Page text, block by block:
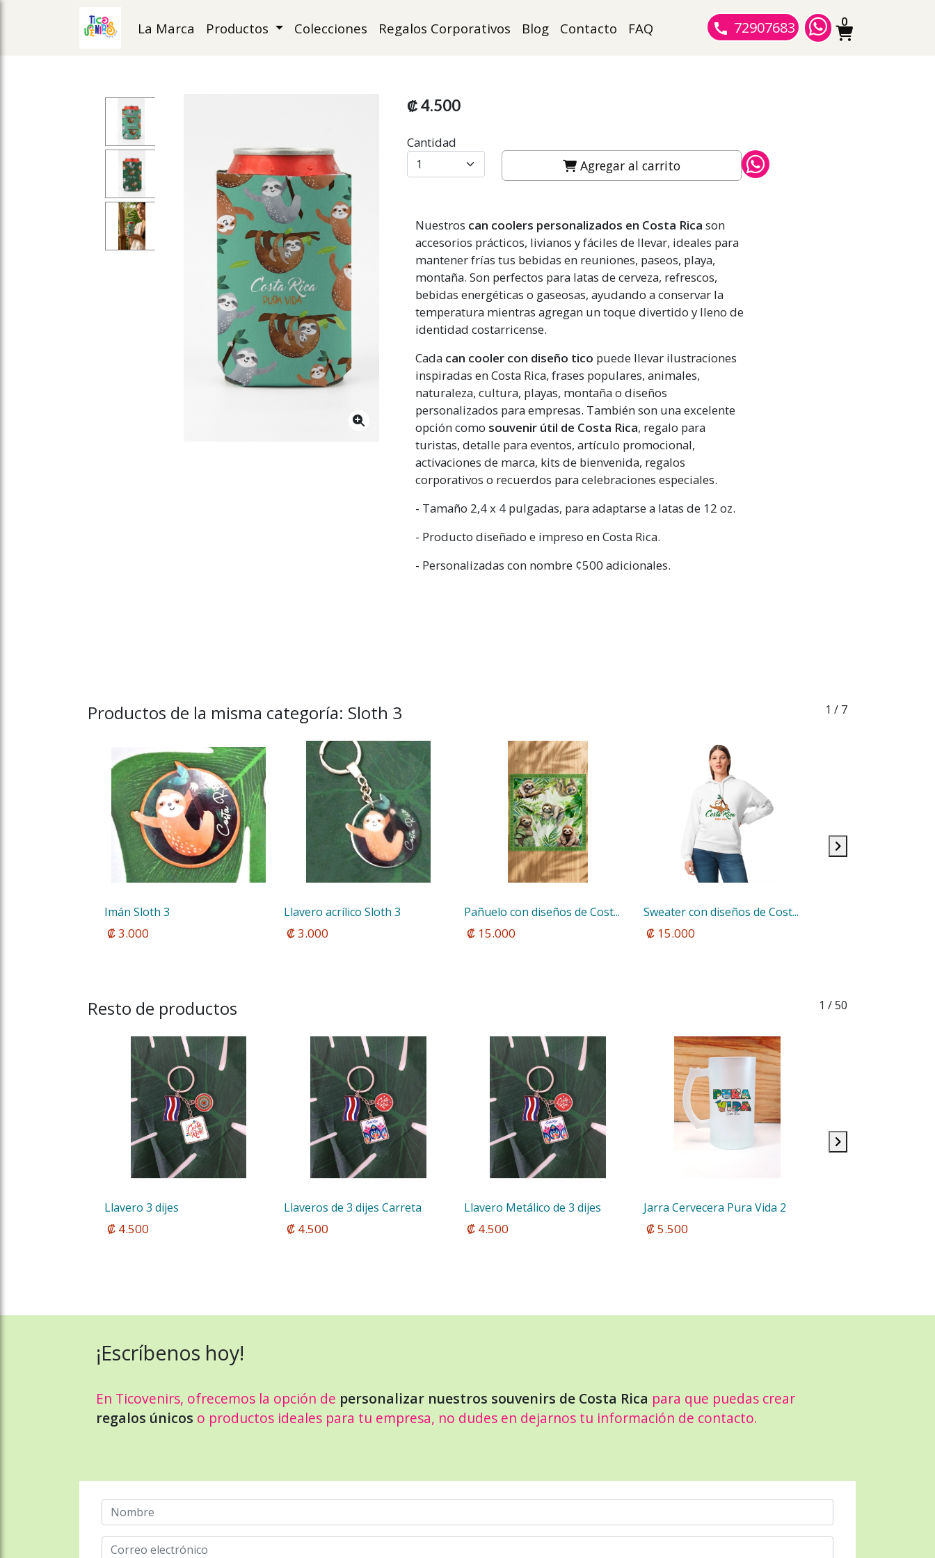
slideout menu.La Marca Productos Colecciones Regalos Corporativos Blog Contacto FAQ 72907683 0
₡ 4.500
Cantidad
Agregar al carrito
Nuestros can coolers personalizados en Costa Rica son
accesorios prácticos, livianos y fáciles de llevar, ideales para
mantener frías tus bebidas en reuniones, paseos, playa,
montaña. Son perfectos para latas de cerveza, refrescos,
bebidas energéticas o gaseosas, ayudando a conservar la
temperatura mientras agregan un toque divertido y lleno de
identidad costarricense.
Cada can cooler con diseño tico puede llevar ilustraciones
inspiradas en Costa Rica, frases populares, animales,
naturaleza, cultura, playas, montaña o diseños
personalizados para empresas. También son una excelente
opción como souvenir útil de Costa Rica, regalo para
turistas, detalle para eventos, artículo promocional,
activaciones de marca, kits de bienvenida, regalos
corporativos o recuerdos para celebraciones especiales.
- Tamaño 2,4 x 4 pulgadas, para adaptarse a latas de 12 oz.
- Producto diseñado e impreso en Costa Rica.
- Personalizadas con nombre ¢500 adicionales.
Productos de la misma categoría: Sloth 3 1 / 7
Imán Sloth 3
₡ 3.000
Llavero acrílico Sloth 3
₡ 3.000
Pañuelo con diseños de Cost...
₡ 15.000
Sweater con diseños de Cost...
₡ 15.000
Resto de productos 1 / 50
Llavero 3 dijes
₡ 4.500
Llaveros de 3 dijes Carreta
₡ 4.500
Llavero Metálico de 3 dijes
₡ 4.500
Jarra Cervecera Pura Vida 2
₡ 5.500
¡Escríbenos hoy!
En Ticovenirs, ofrecemos la opción de personalizar nuestros souvenirs de Costa Rica para que puedas crear
regalos únicos o productos ideales para tu empresa, no dudes en dejarnos tu información de contacto.